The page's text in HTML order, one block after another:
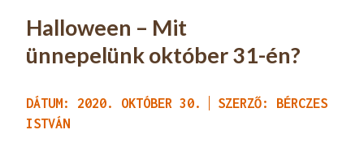
Halloween – Mit
ünnepelünk október 31-én?
DÁTUM: 2020. OKTÓBER 30.
SZERZŐ: BÉRCZES
ISTVÁN